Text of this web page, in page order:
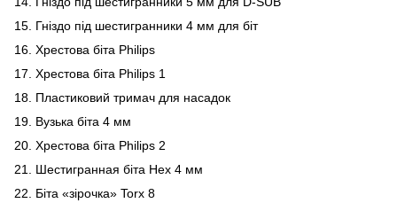
15. Гніздо під шестигранники 4 мм для біт
16. Хрестова біта Philips
17. Хрестова біта Philips 1
18. Пластиковий тримач для насадок
19. Вузька біта 4 мм
20. Хрестова біта Philips 2
21. Шестигранная біта Hex 4 мм
22. Біта «зірочка» Torx 8